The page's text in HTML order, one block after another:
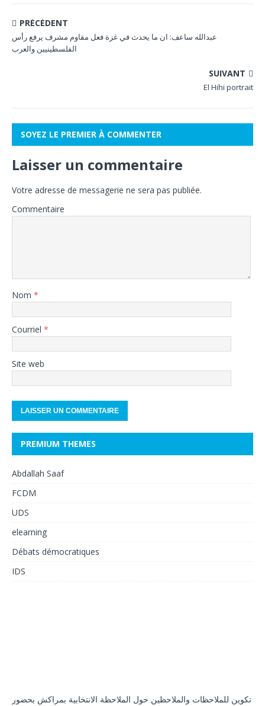
PRÉCÉDENT
عبدالله ساعف: ان ما يحدث في غزة فعل مقاوم مشرف يرفع رأس
الفلسطينيين والعرب
SUIVANT
El Hihi portrait
SOYEZ LE PREMIER À COMMENTER
Laisser un commentaire
Votre adresse de messagerie ne sera pas publiée.
Commentaire
Nom *
Courriel *
Site web
PREMIUM THEMES
Abdallah Saaf
FCDM
UDS
elearning
Débats démocratiques
IDS
تكوين للملاحظات والملاحظين حول الملاحظة الانتخابية بمراكش بحضور